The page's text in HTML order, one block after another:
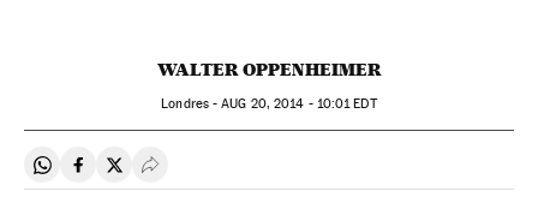
WALTER OPPENHEIMER
Londres -AUG 20, 2014 - 10:01EDT
Compartir en Whatsapp
Compartir en Facebook
Compartir en Twitter
Desplegar Redes Sociales